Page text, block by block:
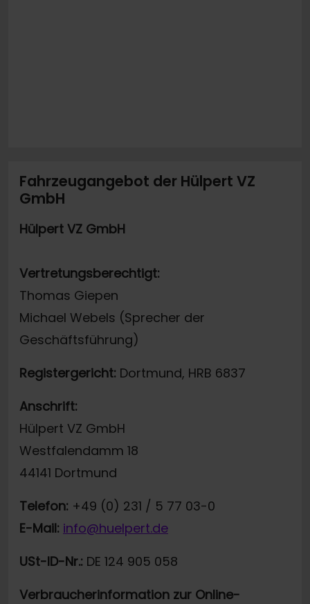
Fahrzeugangebot der Hülpert VZ
GmbH
Hülpert VZ GmbH
Vertretungsberechtigt:
Thomas Giepen
Michael Webels (Sprecher der
Geschäftsführung)
Registergericht: Dortmund, HRB 6837
Anschrift:
Hülpert VZ GmbH
Westfalendamm 18
44141 Dortmund
Telefon: +49 (0) 231 / 5 77 03-0
E-Mail: info@huelpert.de
USt-ID-Nr.: DE 124 905 058
Verbraucherinformation zur Online-